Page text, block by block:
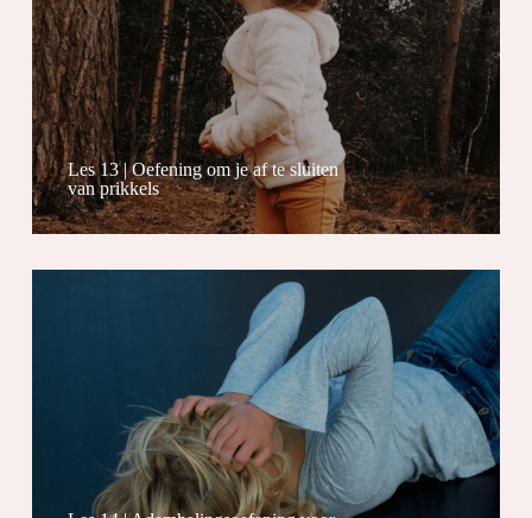
Les 13 | Oefening om je af te sluiten
van prikkels